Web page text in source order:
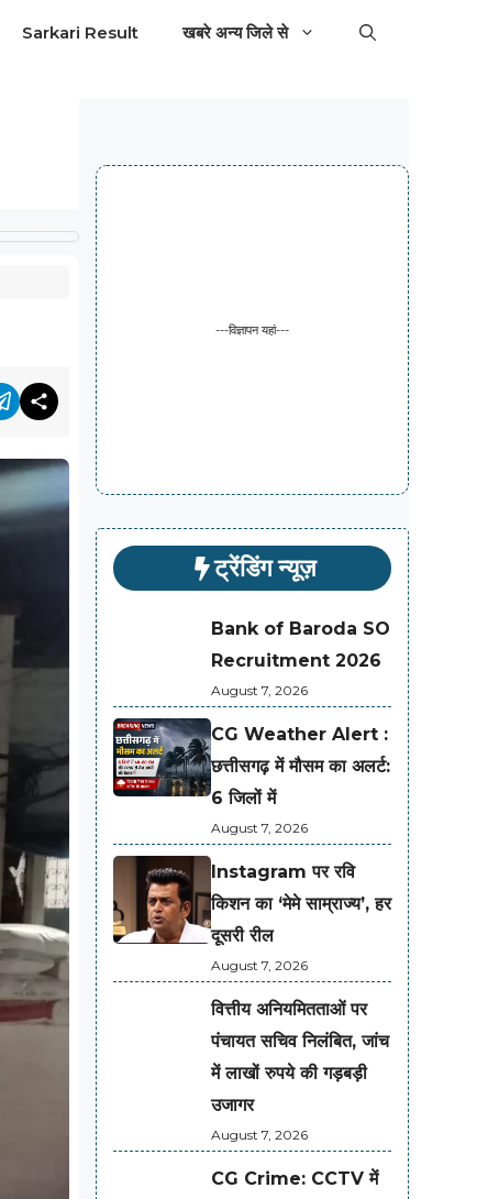
Sarkari Result खबरे अन्य जिले से
---विज्ञापन यहां---
ट्रेंडिंग न्यूज़
Bank of Baroda SO
Recruitment 2026
August 7, 2026
CG Weather Alert :
छत्तीसगढ़ में मौसम का अलर्ट:
6 जिलों में
August 7, 2026
Instagram पर रवि
किशन का ‘मेमे साम्राज्य’, हर
दूसरी रील
August 7, 2026
वित्तीय अनियमितताओं पर
पंचायत सचिव निलंबित, जांच
में लाखों रुपये की गड़बड़ी
उजागर
August 7, 2026
CG Crime: CCTV में